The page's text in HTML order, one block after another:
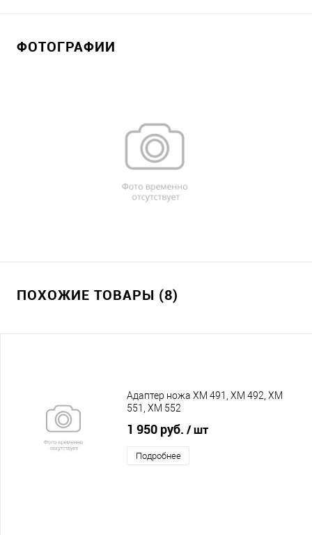
ФОТОГРАФИИ
ПОХОЖИЕ ТОВАРЫ (8)
Адаптер ножа XM 491, XM 492, XM
551, XM 552
1 950 руб. / шт
Подробнее